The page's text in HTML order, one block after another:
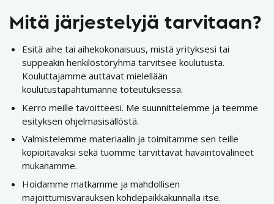
Mitä järjestelyjä tarvitaan?
Esitä aihe tai aihekokonaisuus, mistä yrityksesi tai
suppeakin henkilöstöryhmä tarvitsee koulutusta.
Kouluttajamme auttavat mielellään
koulutustapahtumanne toteutuksessa.
Kerro meille tavoitteesi. Me suunnittelemme ja teemme
esityksen ohjelmasisällöstä.
Valmistelemme materiaalin ja toimitamme sen teille
kopioitavaksi sekä tuomme tarvittavat havaintovälineet
mukanamme.
Hoidamme matkamme ja mahdollisen
majoittumisvarauksen kohdepaikkakunnalla itse.